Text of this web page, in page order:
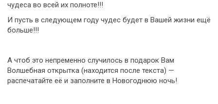
чудеса во всей их полноте!!!
И пусть в следующем году чудес будет в Вашей жизни ещё
больше!!!
А чтоб это непременно случилось в подарок Вам
Волшебная открытка (находится после текста) —
распечатайте её и заполните в Новогоднюю ночь!